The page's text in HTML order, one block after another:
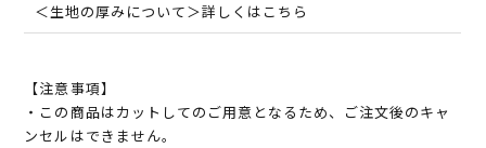
＜生地の厚みについて＞詳しくはこちら
【注意事項】
・この商品はカットしてのご用意となるため、ご注文後のキャ
ンセルはできません。